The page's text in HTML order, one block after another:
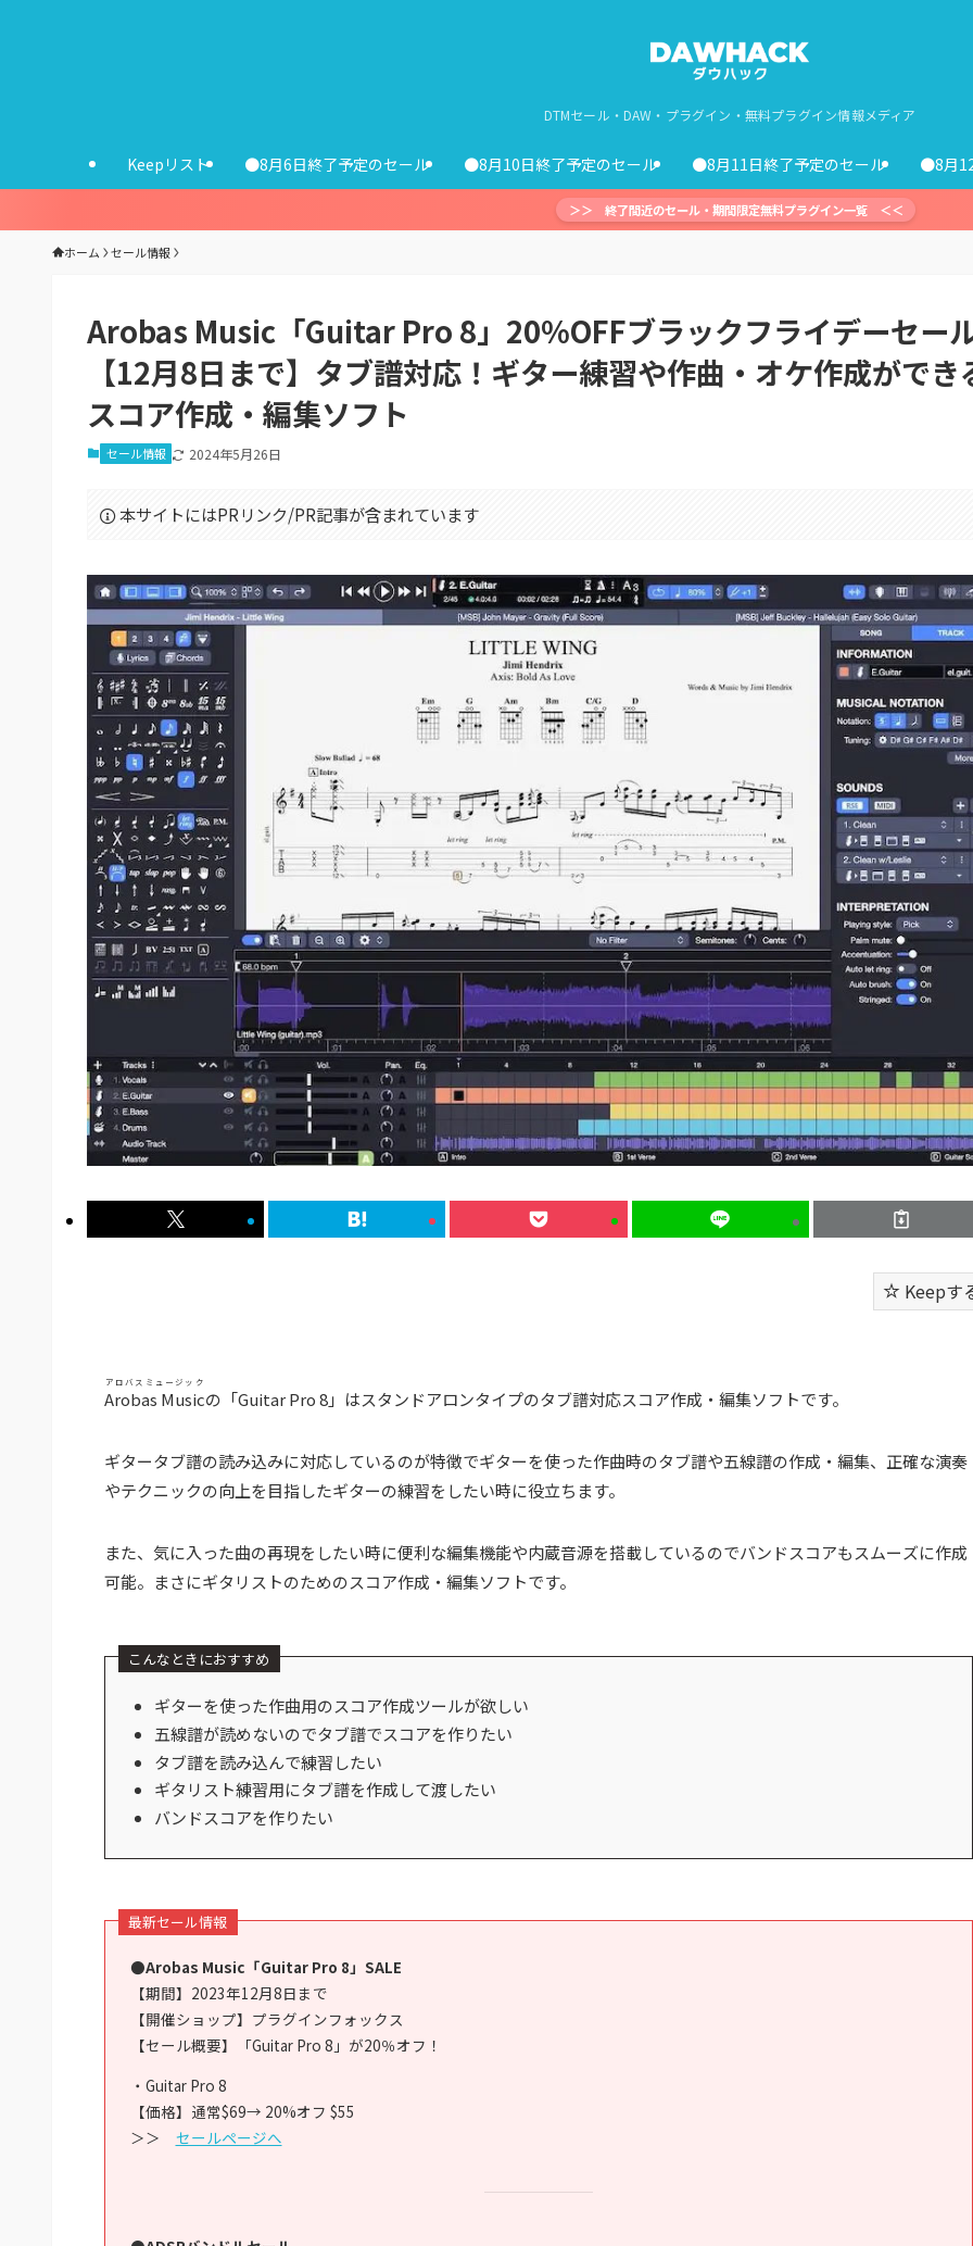
DTMセール・DAW・プラグイン・無料プラグイン情報メディア
Keepリスト ●8月6日終了予定のセール ●8月10日終了予定のセール ●8月11日終了予定のセール ●8月
＞＞ 終了間近のセール・期間限定無料プラグイン一覧 ＜＜
ホーム セール情報
Arobas Music「Guitar Pro 8」20%OFFブラックフライデーセー
【12月8日まで】タブ譜対応！ギター練習や作曲・オケ作成ができ
スコア作成・編集ソフト
セール情報 2024年5月26日
本サイトにはPRリンク/PR記事が含まれています
Keepす
Arobas Music
アロバスミュージック
の「Guitar Pro 8」はスタンドアロンタイプのタブ譜対応スコア作成・編集ソフトです。
ギタータブ譜の読み込みに対応しているのが特徴でギターを使った作曲時のタブ譜や五線譜の作成・編集、正確な演奏
やテクニックの向上を目指したギターの練習をしたい時に役立ちます。
また、気に入った曲の再現をしたい時に便利な編集機能や内蔵音源を搭載しているのでバンドスコアもスムーズに作成
可能。まさにギタリストのためのスコア作成・編集ソフトです。
こんなときにおすすめ
ギターを使った作曲用のスコア作成ツールが欲しい
五線譜が読めないのでタブ譜でスコアを作りたい
タブ譜を読み込んで練習したい
ギタリスト練習用にタブ譜を作成して渡したい
バンドスコアを作りたい
最新セール情報
●Arobas Music「Guitar Pro 8」SALE
【期間】2023年12月8日まで
【開催ショップ】プラグインフォックス
【セール概要】「Guitar Pro 8」が20％オフ！
・Guitar Pro 8
【価格】通常$69→ 20%オフ $55
＞＞ セールページへ